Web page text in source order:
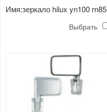
Имя:зеркало hilux yn100 rn85
Выбрать